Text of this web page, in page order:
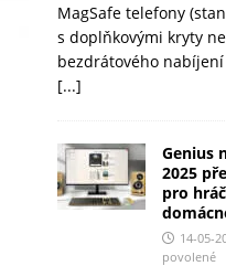
MagSafe telefony
s doplňkovými kryty
bezdrátového
[...]
Genius
2025
pro
14-05-
povolené